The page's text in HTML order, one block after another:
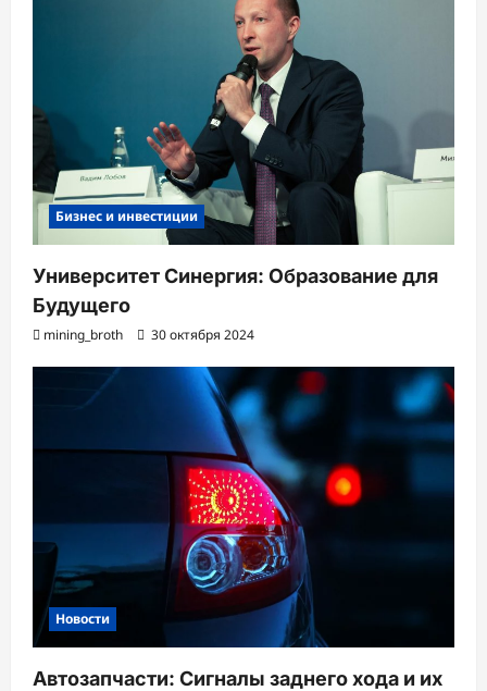
Бизнес и инвестиции
Университет Синергия: Образование для
Будущего
mining_broth 30 октября 2024
Новости
Автозапчасти: Сигналы заднего хода и их